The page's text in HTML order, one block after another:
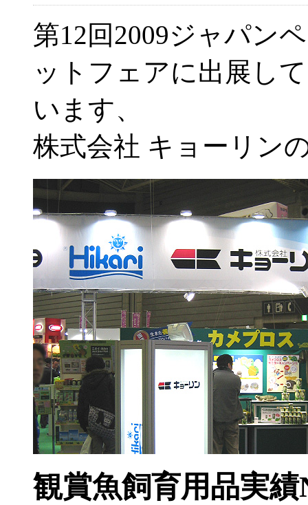
第12回2009ジャパンペ
ットフェアに出展して
います、
株式会社 キョーリン
観賞魚飼育用品実